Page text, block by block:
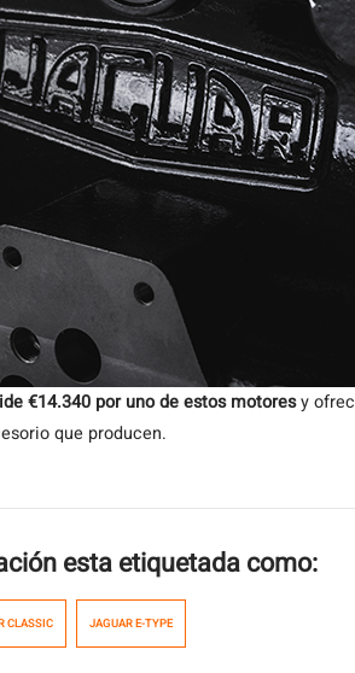
€14.340 por uno de estos motoresy
que producen.
esta etiquetada como:
CLASSIC JAGUAR E-TYPE